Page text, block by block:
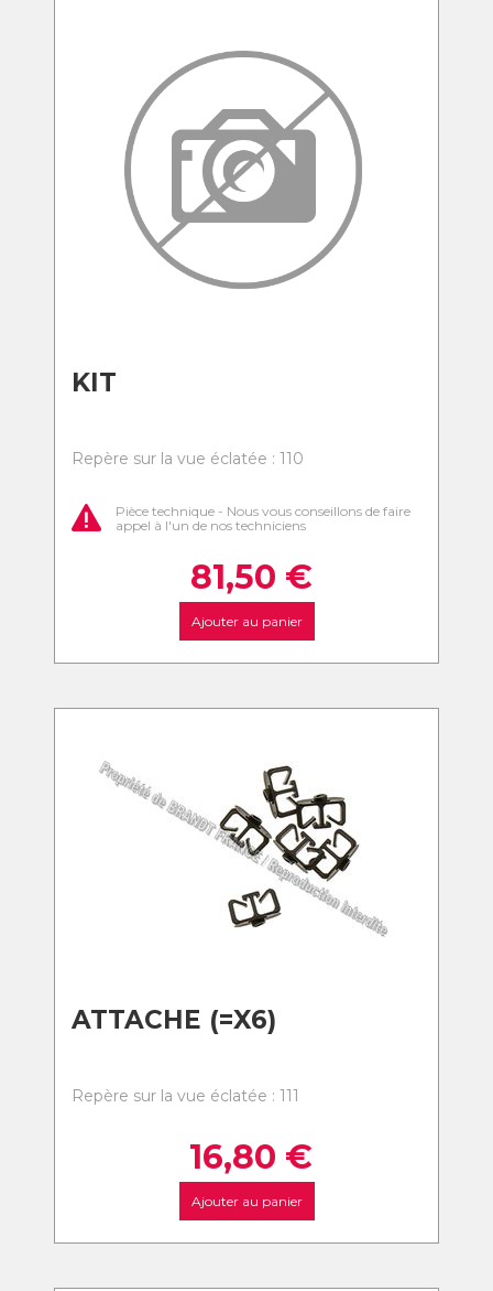
KIT
Repère sur la vue éclatée : 110
Pièce technique - Nous vous conseillons de faire
appel à l'un de nos techniciens
81,50 €
Ajouter au panier
ATTACHE (=X6)
Repère sur la vue éclatée : 111
16,80 €
Ajouter au panier